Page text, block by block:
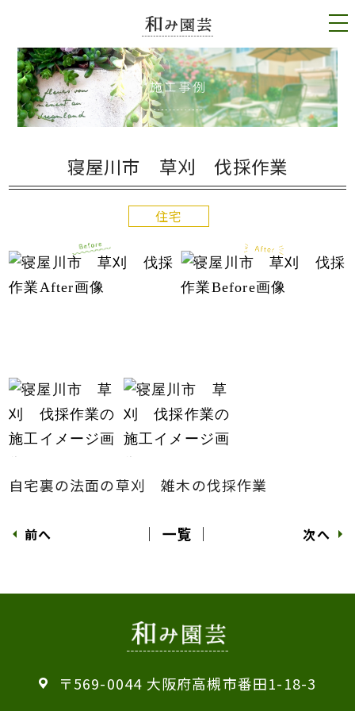
寝屋川市 草刈 伐採作業
住宅
自宅裏の法面の草刈 雑木の伐採作業
前へ 次へ
│ 一覧 │
〒569-0044 大阪府高槻市番田1-18-3